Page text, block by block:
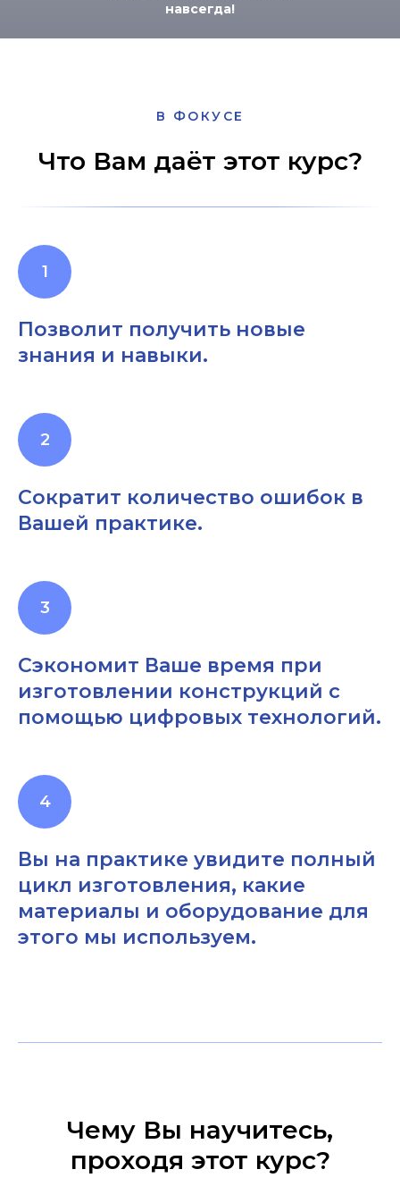
навсегда!
В ФОКУСЕ
Что Вам даёт этот курс?
Позволит получить новые
знания и навыки.
Сократит количество ошибок в
Вашей практике.
Сэкономит Ваше время при
изготовлении конструкций с
помощью цифровых технологий.
Вы на практике увидите полный
цикл изготовления, какие
материалы и оборудование для
этого мы используем.
Чему Вы научитесь,
проходя этот курс?